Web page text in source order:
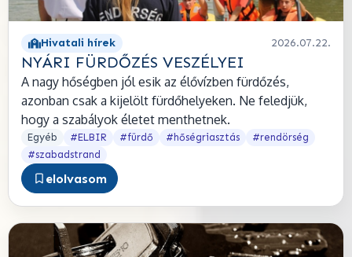
Hivatali hírek 2026.07.22.
NYÁRI FÜRDŐZÉS VESZÉLYEI
A nagy hőségben jól esik az élővízben fürdőzés,
azonban csak a kijelölt fürdőhelyeken. Ne feledjük,
hogy a szabályok életet menthetnek.
Egyéb #ELBIR #fürdő #hőségriasztás
#rendörség
#szabadstrand
elolvasom